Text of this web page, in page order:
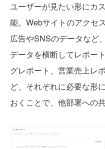
ユーザーが見たい形にカ
能。Webサイトのアクセ
広告やSNSのデータなど
データを横断してレポー
グレポート、営業売上レ
ど、それぞれに必要な形
おくことで、他部署への